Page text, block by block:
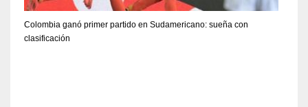
Colombia ganó primer partido en Sudamericano: sueña con
clasificación